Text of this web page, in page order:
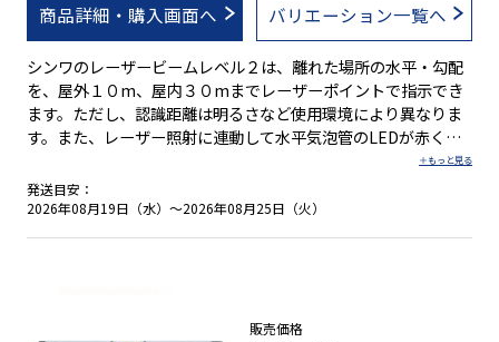
商品詳細・購入画面へ バリエーション一覧へ
シンワのレーザービームレベル２は、離れた場所の水平・勾配
を、屋外１０m、屋内３０mまでレーザーポイントで指示でき
ます。ただし、認識距離は明るさなど使用環境により異なりま
す。また、レーザー照射に連動して水平気泡管のLEDが赤く点
灯し、レーザー光がでていることが一目で分かります。 レーザ
ービームレベル２は、接触センサーや照射スイッチが押された
時にだけレーザーが照射される安全設計です。 ●離れた場所の
発送目安：
2026年08月19日（水）～2026年08月25日（火）
販売価格